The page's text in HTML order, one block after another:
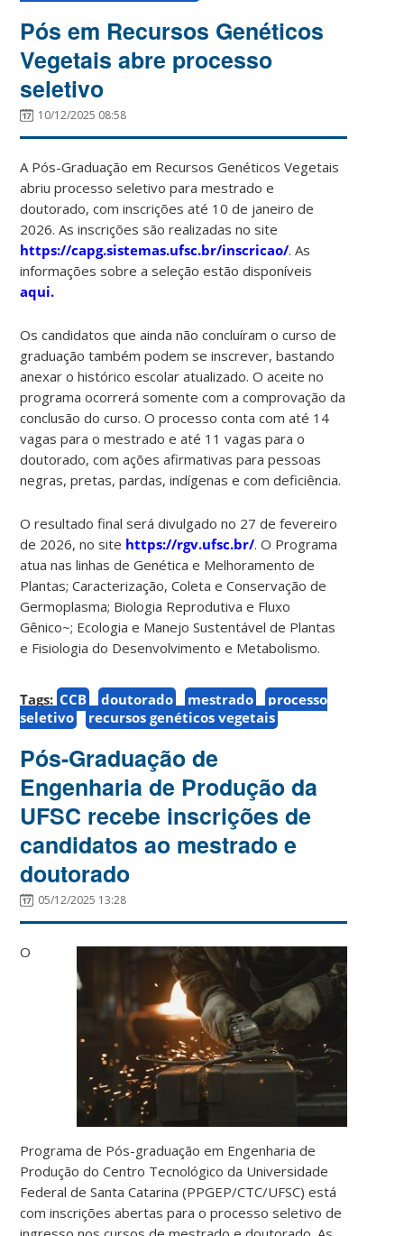
Pós em Recursos Genéticos
Vegetais abre processo
seletivo
10/12/2025 08:58
A Pós-Graduação em Recursos Genéticos Vegetais
abriu processo seletivo para mestrado e
doutorado, com inscrições até 10 de janeiro de
2026. As inscrições são realizadas no site
https://capg.sistemas.ufsc.br/inscricao/. As
informações sobre a seleção estão disponíveis
aqui.
Os candidatos que ainda não concluíram o curso de
graduação também podem se inscrever, bastando
anexar o histórico escolar atualizado. O aceite no
programa ocorrerá somente com a comprovação da
conclusão do curso. O processo conta com até 14
vagas para o mestrado e até 11 vagas para o
doutorado, com ações afirmativas para pessoas
negras, pretas, pardas, indígenas e com deficiência.
O resultado final será divulgado no 27 de fevereiro
de 2026, no site https://rgv.ufsc.br/. O Programa
atua nas linhas de Genética e Melhoramento de
Plantas; Caracterização, Coleta e Conservação de
Germoplasma; Biologia Reprodutiva e Fluxo
Gênico~; Ecologia e Manejo Sustentável de Plantas
e Fisiologia do Desenvolvimento e Metabolismo.
Tags: CCB doutorado mestrado
processo
seletivo
recursos genéticos vegetais
Pós-Graduação de
Engenharia de Produção da
UFSC recebe inscrições de
candidatos ao mestrado e
doutorado
05/12/2025 13:28
O
Programa de Pós-graduação em Engenharia de
Produção do Centro Tecnológico da Universidade
Federal de Santa Catarina (PPGEP/CTC/UFSC) está
com inscrições abertas para o processo seletivo de